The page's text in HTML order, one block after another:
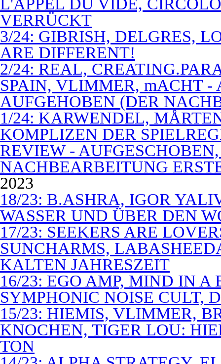
L'APPEL DU VIDE,
VERRÜCKT
3/24: GIBRISH, DELGRES,
ARE DIFFERENT!
2/24: REAL,
SPAIN, VLIMMER, mACHT -
AUFGEHOBEN (DER
1/24: KARWENDEL,
KOMPLIZEN DER
REVIEW -
NACHBEARBEITUNG
2023
18/23: B.ASHRA, IGOR
WASSER UND ÜBER DEN
17/23: SEEKERS ARE
SUNCHARMS,
KALTEN JAHRESZEIT
16/23: EGO AMP, MIND IN
SYMPHONIC NOISE CULT,
15/23: HIEMIS, VLIMMER,
KNOCHEN, TIGER LOU:
TON